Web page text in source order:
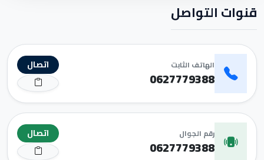
قنوات التواصل
الهاتف الثابت
0627779388
اتصال
رقم الجوال
0627779388
اتصال